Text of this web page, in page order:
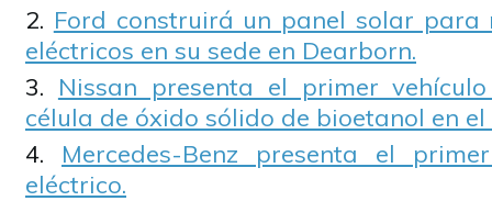
Ford construirá un panel solar para
eléctricos en su sede en Dearborn.
Nissan presenta el primer
célula de óxido sólido de bioetanol en el
Mercedes-Benz presenta el
eléctrico.